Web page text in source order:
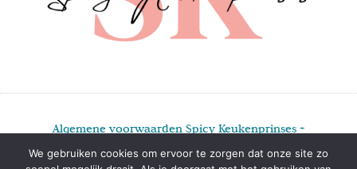
Algemene voorwaarden Spicy Keukenprinses +
Privacyverklaring Spicy Keukenprinses +Disclaimer
We gebruiken cookies om ervoor te zorgen dat onze site zo